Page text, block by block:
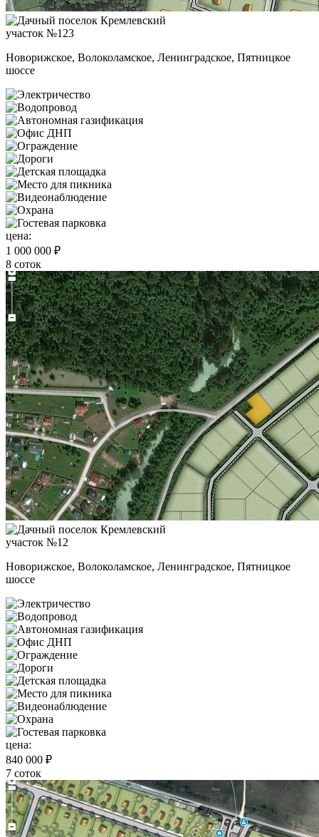
участок №123
Новорижское, Волоколамское, Ленинградское, Пятницкое
шоссе
цена:
1 000 000 ₽
8 соток
участок №12
Новорижское, Волоколамское, Ленинградское, Пятницкое
шоссе
цена:
840 000 ₽
7 соток